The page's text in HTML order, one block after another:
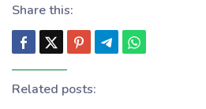
Share this:
Related posts: